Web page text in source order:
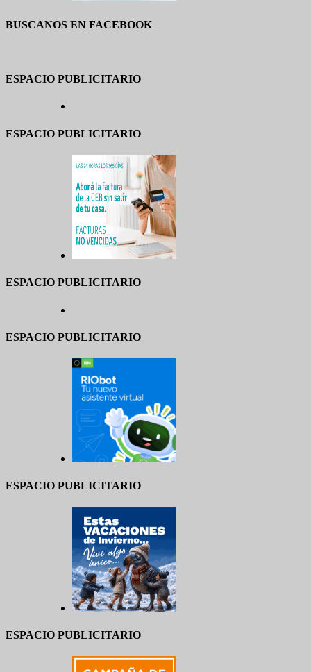
BUSCANOS EN FACEBOOK
ESPACIO PUBLICITARIO
ESPACIO PUBLICITARIO
ESPACIO PUBLICITARIO
ESPACIO PUBLICITARIO
ESPACIO PUBLICITARIO
ESPACIO PUBLICITARIO